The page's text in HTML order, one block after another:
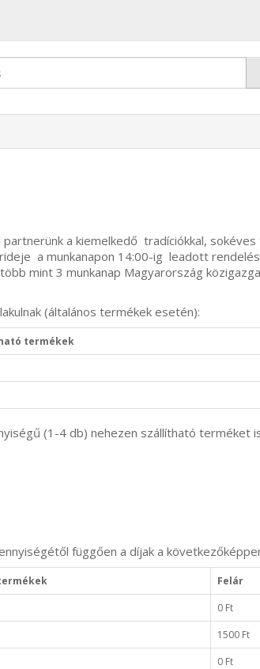
a kiemelkedő tradíciókkal,
a munkanapon 14:00-ig leadott
mint 3 munkanap Magyarország
(általános termékek esetén):
termékek
(1-4 db) nehezen szállítható terméket
függően a díjak a
Felár
0 Ft
1500 Ft
0 Ft